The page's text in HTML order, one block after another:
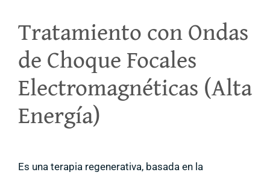
Tratamiento con Ondas
de Choque Focales
Electromagnéticas (Alta
Energía)
Es una terapia regenerativa, basada en la